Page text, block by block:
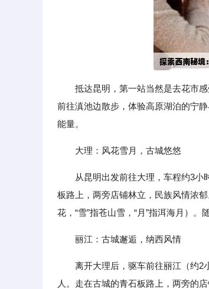
抵达昆明，第一站当然是去花市
前往滇池边散步，体验高原湖泊的宁
能量。
大理：风花雪月，古城悠悠
从昆明出发前往大理，车程约3
板路上，两旁店铺林立，民族风情浓郁
花，“雪”指苍山雪，“月”指洱海月）
丽江：古城邂逅，纳西风情
离开大理后，驱车前往丽江（约2
人。走在古城的青石板路上，两旁的